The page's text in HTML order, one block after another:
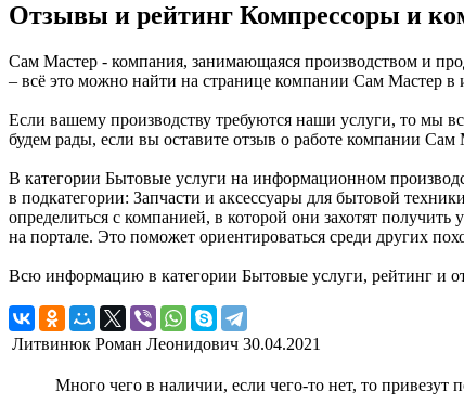
Отзывы и рейтинг Компрессоры и
Сам Мастер - компания, занимающаяся производством и
– всё это можно найти на странице компании Сам Мастер в
Если вашему производству требуются наши услуги, то мы
будем рады, если вы оставите отзыв о работе компании
В категории Бытовые услуги на информационном
в подкатегории: Запчасти и аксессуары для бытовой
определиться с компанией, в которой они захотят
на портале. Это поможет ориентироваться среди других
Всю информацию в категории Бытовые услуги, рейтинг и
Литвинюк Роман Леонидович 30.04.2021
Много чего в наличии, если чего-то нет, то привезут